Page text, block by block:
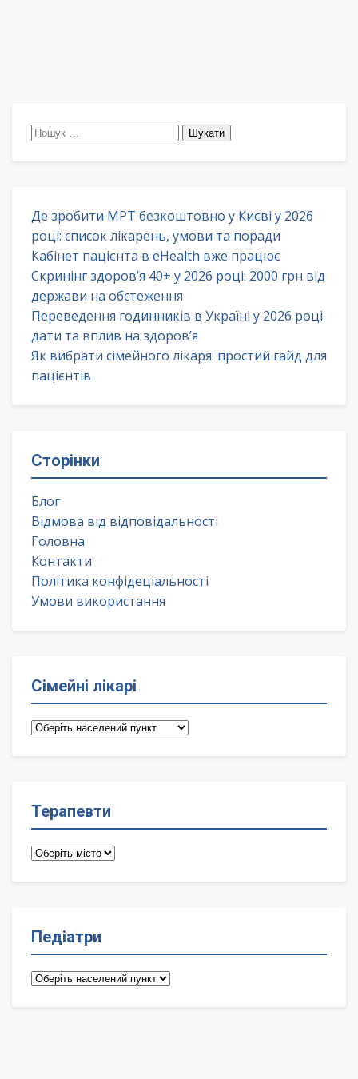
Пошук:
Де зробити МРТ безкоштовно у Києві у 2026
році: список лікарень, умови та поради
Кабінет пацієнта в eHealth вже працює
Скринінг здоров’я 40+ у 2026 році: 2000 грн від
держави на обстеження
Переведення годинників в Україні у 2026 році:
дати та вплив на здоров’я
Як вибрати сімейного лікаря: простий гайд для
пацієнтів
Сторінки
Блог
Відмова від відповідальності
Головна
Контакти
Політика конфідеціальності
Умови використання
Сімейні лікарі
Сімейні
Терапевти
Терапевти
Педіатри
Педіатри